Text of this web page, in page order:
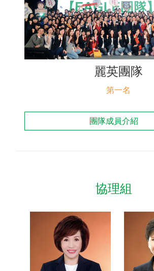
網站連結
聯絡我們
麗英團隊
第一名
團隊成員介紹
協理組